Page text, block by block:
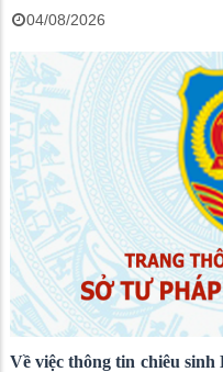
04/08/2026
Về việc thông tin chiêu